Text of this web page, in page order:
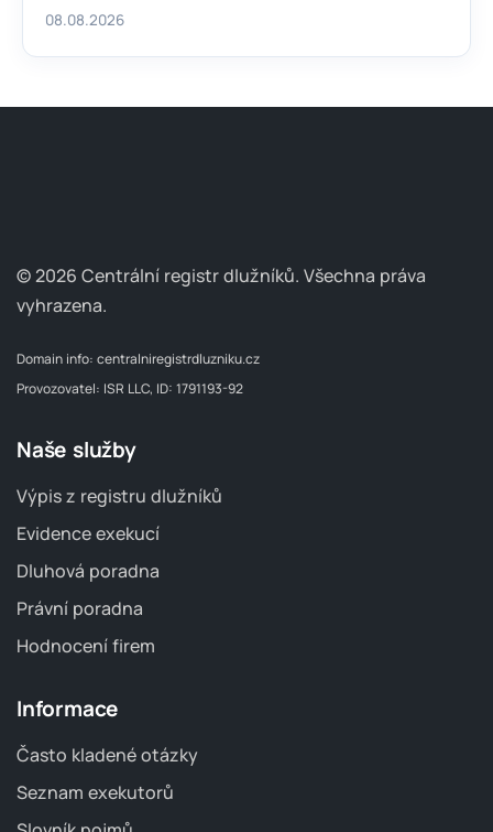
08.08.2026
© 2026 Centrální registr dlužníků. Všechna práva
vyhrazena.
Domain info: centralniregistrdluzniku.cz
Provozovatel: ISR LLC, ID: 1791193-92
Naše služby
Výpis z registru dlužníků
Evidence exekucí
Dluhová poradna
Právní poradna
Hodnocení firem
Informace
Často kladené otázky
Seznam exekutorů